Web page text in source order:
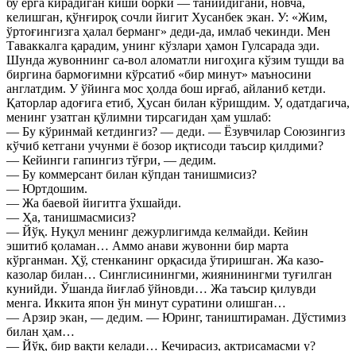
бу ерга кирадиган киши борки — танийдигани, новча,
келишган, қўнғироқ сочли йигит Хусанбек экан. У: «Жим,
ўртоғингизга ҳалал берманг» деди-да, имлаб чекинди. Мен
Таваккалга қарадим, унинг кўзлари ҳамон Гулсарада эди.
Шунда жувоннинг са-вол аломатли нигоҳига кўзим тушди ва
биргина бармоғимни кўрсатиб «бир минут» маъносини
англатдим. У ўйинга мос ҳолда бош ирғаб, айланиб кетди.
Қаторлар адоғига етиб, Ҳусан билан кўришдим. У, одатдагича,
менинг узатган қўлимни тирсагидан ҳам ушлаб:
— Бу кўринмай кетдингиз? — деди. — Ёзувчилар Союзингиз
кўчиб кетгани учунми ё бозор иқтисоди таъсир қилдими?
— Кейинги гапингиз тўғри, — дедим.
— Бу коммерсант билан кўпдан танишмисиз?
— Юртдошим.
— Жа баевой йигитга ўхшайди.
— Ҳа, танишмасмисиз?
— Йўқ. Нуқул менинг дежурлигимда келмайди. Кейин
эшитиб қоламан… Аммо анави жувонни бир марта
кўрганман. Ҳў, стенканинг орқасида ўтиришган. Жа казо-
казолар билан… Синглисинингми, жиянинингми туғилган
кунийди. Ўшанда йиғлаб ўйновди… Жа таъсир қилувди
менга. Иккита япон ўн минут суратини олишган…
— Арзир экан, — дедим. — Юринг, таништираман. Дўстимиз
билан ҳам…
— Йўқ, бир вақти келади… Кечирасиз, актрисамасми у?